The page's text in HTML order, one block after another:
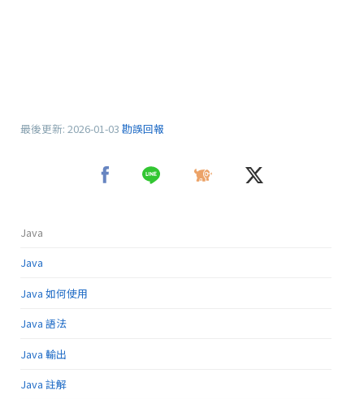
最後更新: 2026-01-03 勘誤回報
Java
Java
Java 如何使用
Java 語法
Java 輸出
Java 註解